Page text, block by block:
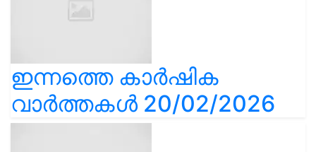
ഇന്നത്തെ കാർഷിക
വാർത്തകൾ 20/02/2026